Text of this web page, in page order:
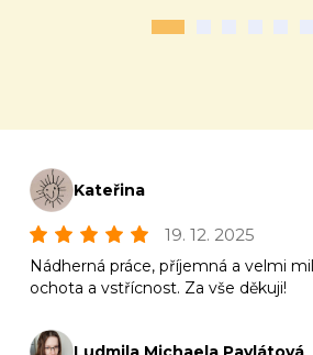
Kateřina
19. 12. 2025
Nádherná práce, příjemná a velmi
ochota a vstřícnost. Za vše děkuji!